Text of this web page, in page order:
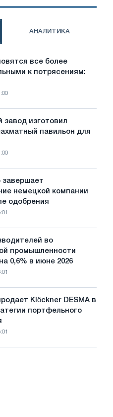
АНАЛИТИКА
все более
к потрясениям:
завод изготовил
павильон для
немецкой компании
одобрения
во
промышленности
0,6% в июне 2026
Klöckner DESMA в
портфельного